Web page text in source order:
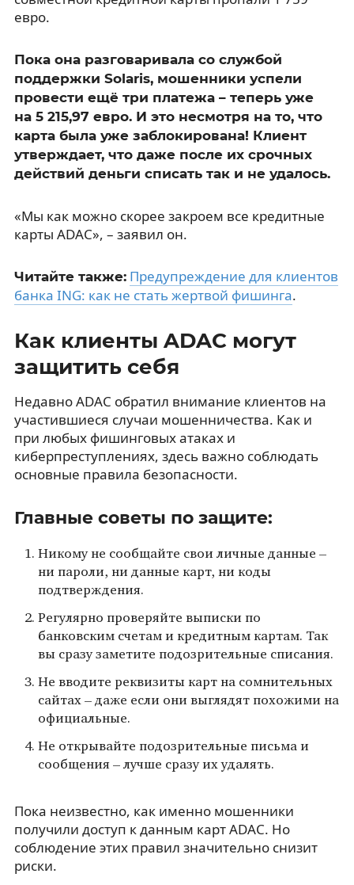
евро.
Пока она разговаривала со службой
поддержки Solaris, мошенники успели
провести ещё три платежа – теперь уже
на 5 215,97 евро. И это несмотря на то, что
карта была уже заблокирована! Клиент
утверждает, что даже после их срочных
действий деньги списать так и не удалось.
«Мы как можно скорее закроем все кредитные
карты ADAC», – заявил он.
Читайте также: Предупреждение для клиентов
банка ING: как не стать жертвой фишинга.
Как клиенты ADAC могут
защитить себя
Недавно ADAC обратил внимание клиентов на
участившиеся случаи мошенничества. Как и
при любых фишинговых атаках и
киберпреступлениях, здесь важно соблюдать
основные правила безопасности.
Главные советы по защите:
Никому не сообщайте свои личные данные –
ни пароли, ни данные карт, ни коды
подтверждения.
Регулярно проверяйте выписки по
банковским счетам и кредитным картам. Так
вы сразу заметите подозрительные списания.
Не вводите реквизиты карт на сомнительных
сайтах – даже если они выглядят похожими на
официальные.
Не открывайте подозрительные письма и
сообщения – лучше сразу их удалять.
Пока неизвестно, как именно мошенники
получили доступ к данным карт ADAC. Но
соблюдение этих правил значительно снизит
риски.